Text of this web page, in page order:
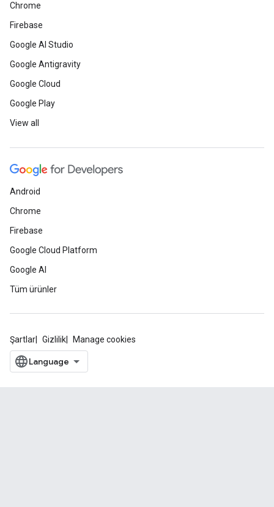
Chrome
Firebase
Google AI Studio
Google Antigravity
Google Cloud
Google Play
View all
Android
Chrome
Firebase
Google Cloud Platform
Google AI
Tüm ürünler
Şartlar Gizlilik Manage cookies